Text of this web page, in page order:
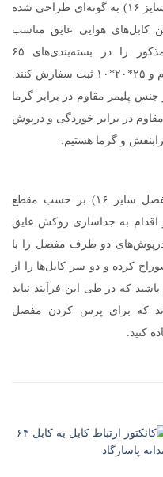
ساختار کانکتور مفصل (موف) (مفصل سایز ۱۶) به گونه‌ای طراحی شده
کابل‌های هوایی عایق مناسب
مذکور را در بسته‌بندی‌های ۶۵
قطعه‌ای در وزن و ابعاد کارتن ۴ کیلوگرم و ۲۵*۲۰*۱۰ ثبت سفارش کنند.
پلیمر مقاوم در برابر گرما
در برابر خوردگی و درپوش
و گرما هستیم.
برای نصب کانکتور مفصل (موف) (مفصل سایز ۱۶) بر حسب مقطع
و اقدام به جداسازی روکش عایق
درپوش‌های دو طرف مفصل را با
کرده و دو سر کابل‌ها را از
که در طی این فرآیند نباید
که برای پرس کردن مفصل